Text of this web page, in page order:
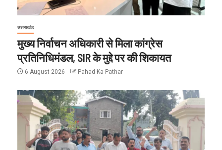
उत्तराखंड
मुख्य निर्वाचन अधिकारी से मिला कांग्रेस
प्रतिनिधिमंडल, SIR के मुद्दे पर की शिकायत
6 August 2026 Pahad Ka Pathar